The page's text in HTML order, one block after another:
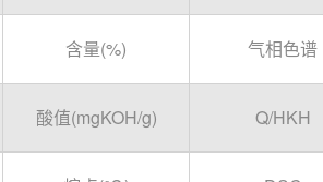
含量(%) 气相色谱
酸值(mgKOH/g) Q/HKH